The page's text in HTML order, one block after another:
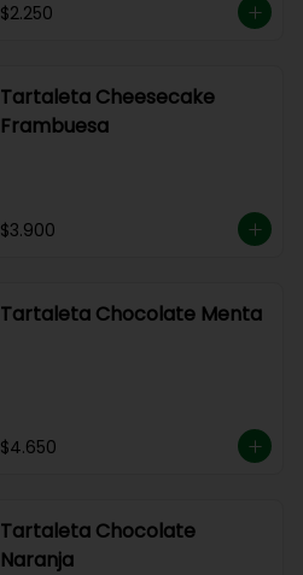
$2.250
Tartaleta Cheesecake
Frambuesa
$3.900
Tartaleta Chocolate Menta
$4.650
Tartaleta Chocolate
Naranja